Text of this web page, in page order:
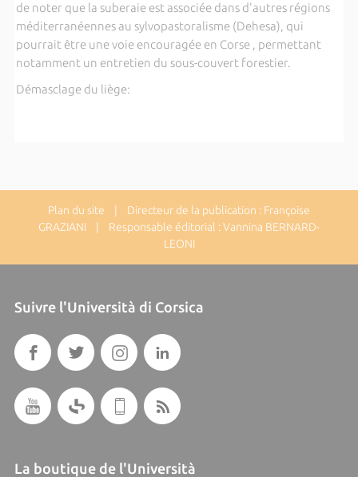
de noter que la suberaie est associée dans d'autres régions
méditerranéennes au sylvopastoralisme (Dehesa), qui
pourrait être une voie encouragée en Corse , permettant
notamment un entretien du sous-couvert forestier.
Démasclage du liège:
Plan du site | Directeur de la publication : Françoise
GRAZIANI | Responsable éditorial : Vannina BERNARD-
LEONI
Suivre l'Università di Corsica
La boutique de l'Università